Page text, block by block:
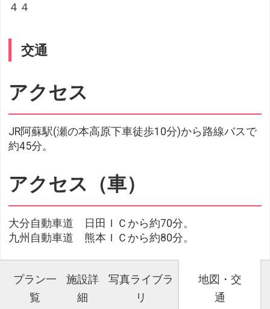
４４
交通
アクセス
JR阿蘇駅(瀬の本高原下車徒歩10分)から路線バスで
約45分。
アクセス（車）
大分自動車道 日田ＩＣから約70分。
九州自動車道 熊本ＩＣから約80分。
プラン一
覧
施設詳
細
写真ライブラ
リ
地図・交
通